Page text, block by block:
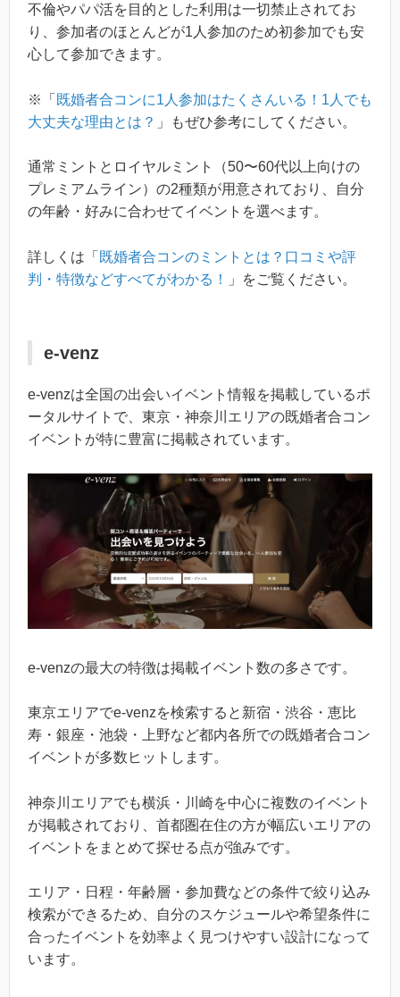
不倫やパパ活を目的とした利用は一切禁止されてお
り、参加者のほとんどが1人参加のため初参加でも安
心して参加できます。
※「 既婚者合コンに1人参加はたくさんいる！1人でも
大丈夫な理由とは？ 」もぜひ参考にしてください。
通常ミントとロイヤルミント（50〜60代以上向けの
プレミアムライン）の2種類が用意されており、自分
の年齢・好みに合わせてイベントを選べます。
詳しくは「 既婚者合コンのミントとは？口コミや評
判・特徴などすべてがわかる！
」をご覧ください。
e-venz
e-venzは全国の出会いイベント情報を掲載しているポ
ータルサイトで、東京・神奈川エリアの既婚者合コン
イベントが特に豊富に掲載されています。
e-venzの最大の特徴は掲載イベント数の多さです。
東京エリアでe-venzを検索すると新宿・渋谷・恵比
寿・銀座・池袋・上野など都内各所での既婚者合コン
イベントが多数ヒットします。
神奈川エリアでも横浜・川崎を中心に複数のイベント
が掲載されており、首都圏在住の方が幅広いエリアの
イベントをまとめて探せる点が強みです。
エリア・日程・年齢層・参加費などの条件で絞り込み
検索ができるため、自分のスケジュールや希望条件に
合ったイベントを効率よく見つけやすい設計になって
います。